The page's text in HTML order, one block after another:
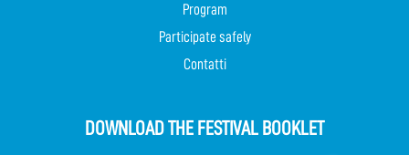
Program
Participate safely
Contatti
DOWNLOAD THE FESTIVAL BOOKLET